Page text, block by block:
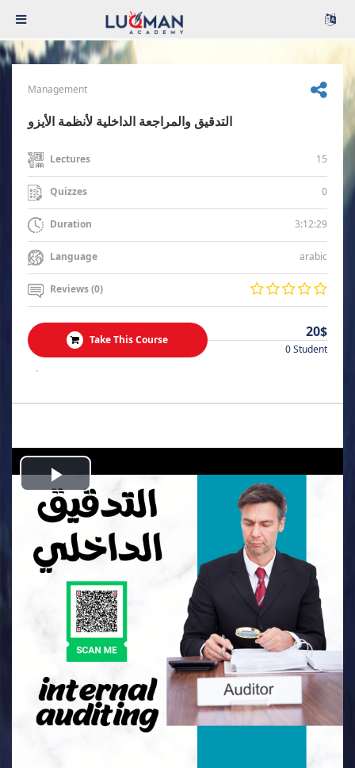
Management
التدقيق والمراجعة الداخلية لأنظمة الأيزو
Lectures 15
Quizzes 0
Duration 3:12:29
Language arabic
Reviews (0)
Take This Course 20$
0 Student
.
Play
Video